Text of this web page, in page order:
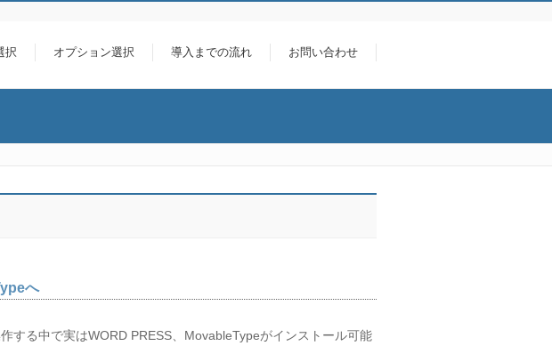
択 オプション選択 導入までの流れ お問い合わせ
へ
する中で実はWORD PRESS、MovableTypeがインストール可能